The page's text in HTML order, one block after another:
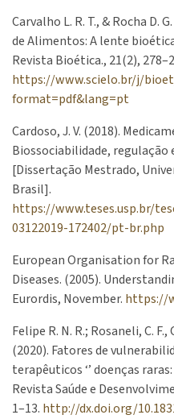
Carvalho L. R. T., & Rocha D.
de Alimentos: A lente
Revista Bioética., 21(2),
https://www.scielo.br/j/bioet/
format=pdf&lang=pt
Cardoso, J. V. (2018).
Biossociabilidade, regulação
[Dissertação Mestrado,
Brasil].
https://www.teses.usp.br/
03122019-172402/pt-br.php
European Organisation for
Diseases. (2005).
Eurordis, November. https://
Felipe R. N. R.; Rosaneli, C. F.,
(2020). Fatores de
terapêuticos ‘’ doenças
Revista Saúde e
1–13. http://dx.doi.org/